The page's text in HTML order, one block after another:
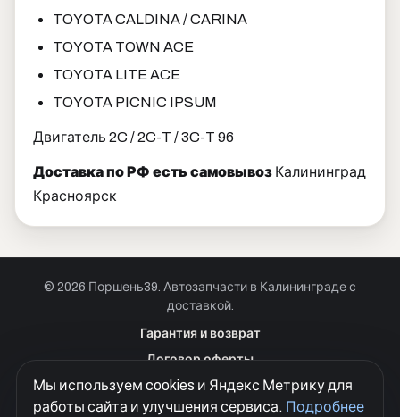
TOYOTA CALDINA / CARINA
TOYOTA TOWN ACE
TOYOTA LITE ACE
TOYOTA PICNIC IPSUM
Двигатель 2C / 2C-T / 3C-T 96
Доставка по РФ есть самовывоз Калининград
Красноярск
© 2026 Поршень39. Автозапчасти в Калининграде с
доставкой.
Гарантия и возврат
Договор оферты
Куки
Политика конфиденциальности
Мы используем cookies и Яндекс Метрику для
работы сайта и улучшения сервиса. Подробнее
+7 901 390 0 390
Позвонить · Красноярск
+7 901 390 0 390